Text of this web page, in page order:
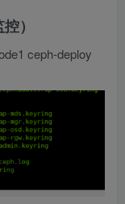
）
ceph-deploy